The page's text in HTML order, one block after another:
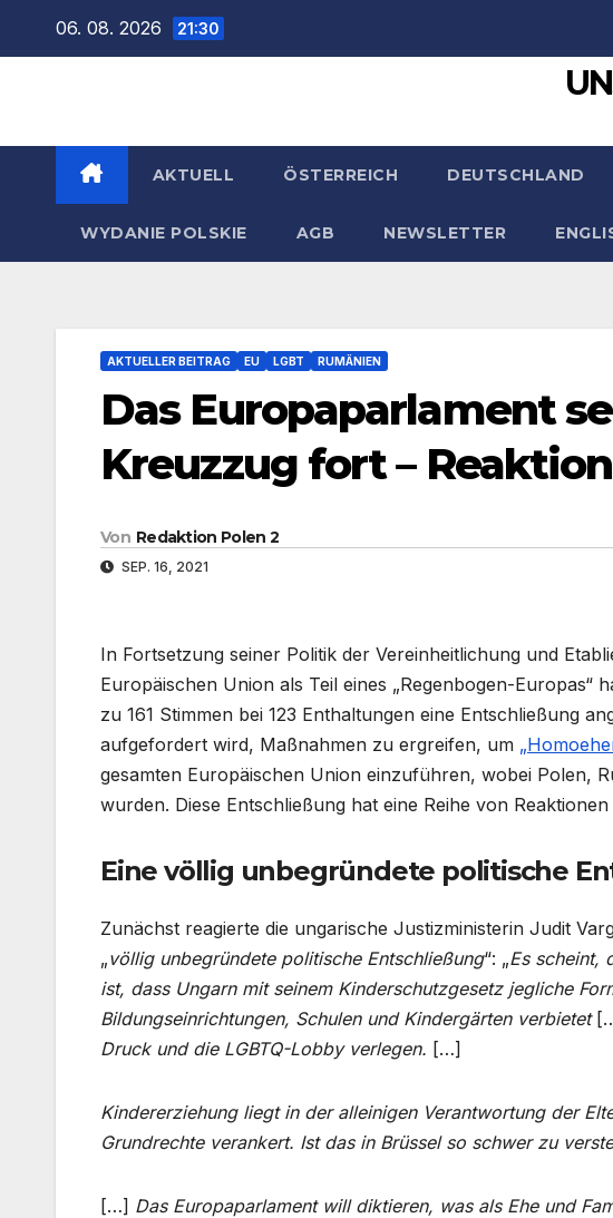
06. 08. 2026 21:30
AKTUELL ÖSTERREICH DEUTSCHLAND
WYDANIE POLSKIE AGB NEWSLETTER
AKTUELLER BEITRAG EU LGBT RUMÄNIEN
Das Europaparlament
Kreuzzug fort –
Von Redaktion Polen 2
SEP. 16, 2021
In Fortsetzung seiner Politik der Vereinheitlichung und
Europäischen Union als Teil eines „Regenbogen-Europas“
zu 161 Stimmen bei 123 Enthaltungen eine Entschließung
aufgefordert wird, Maßnahmen zu ergreifen, um
gesamten Europäischen Union einzuführen, wobei Polen,
wurden. Diese Entschließung hat eine Reihe von
Eine völlig unbegründete politische
Zunächst reagierte die ungarische Justizministerin Judit
„völlig unbegründete politische Entschließung“: „Es scheint,
ist, dass Ungarn mit seinem Kinderschutzgesetz jegliche
Bildungseinrichtungen, Schulen und Kindergärten verbietet
Druck und die LGBTQ-Lobby verlegen. […]
Kindererziehung liegt in der alleinigen Verantwortung der
Grundrechte verankert. Ist das in Brüssel so schwer zu
[…] Das Europaparlament will diktieren, was als Ehe und